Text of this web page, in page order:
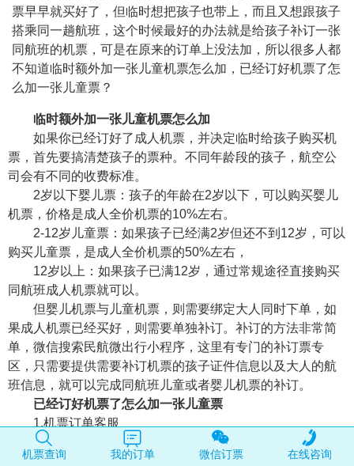
票早早就买好了，但临时想把孩子也带上，而且又想跟孩子
搭乘同一趟航班，这个时候最好的办法就是给孩子补订一张
同航班的机票，可是在原来的订单上没法加，所以很多人都
不知道临时额外加一张儿童机票怎么加，已经订好机票了怎
么加一张儿童票？
临时额外加一张儿童机票怎么加
如果你已经订好了成人机票，并决定临时给孩子购买机
票，首先要搞清楚孩子的票种。不同年龄段的孩子，航空公
司会有不同的收费标准。
2岁以下婴儿票：孩子的年龄在2岁以下，可以购买婴儿
机票，价格是成人全价机票的10%左右。
2-12岁儿童票：如果孩子已经满2岁但还不到12岁，可以
购买儿童票，是成人全价机票的50%左右，
12岁以上：如果孩子已满12岁，通过常规途径直接购买
同航班成人机票就可以。
但婴儿机票与儿童机票，则需要绑定大人同时下单，如
果成人机票已经买好，则需要单独补订。补订的方法非常简
单，微信搜索民航微出行小程序，这里有专门的补订票专
区，只需要提供需要补订机票的孩子证件信息以及大人的航
班信息，就可以完成同航班儿童或者婴儿机票的补订。
已经订好机票了怎么加一张儿童票
1.机票订单客服
拨打机票订单客服电话，提供成人机票的航班号、订单
号及儿童证件信息（如出生证明、户口本或护照），客服将
机票查询 我的订单 微信订票 在线咨询